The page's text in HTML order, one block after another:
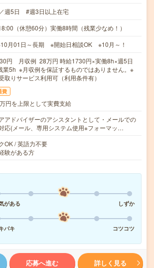
週5日 #週3日以上在宅
（休憩60分）実働8時間（残業少なめ！）
月01日～長期 ※開始日相談OK ※10月～！
円 月収例 28万円 時給1730円×実働8h×週5日
業5h ※月収例を保証するものではありません。※
取りサービス利用可（利用条件有）
費
円を上限として実費支給
アドバイザーのアシスタントとして・メールでの
応(メール、専用システム使用※フォーマッ…
OK / 英語力不要
験がある方
がある
しずか
パキ
コツコツ
応募へ進む 詳しく見る